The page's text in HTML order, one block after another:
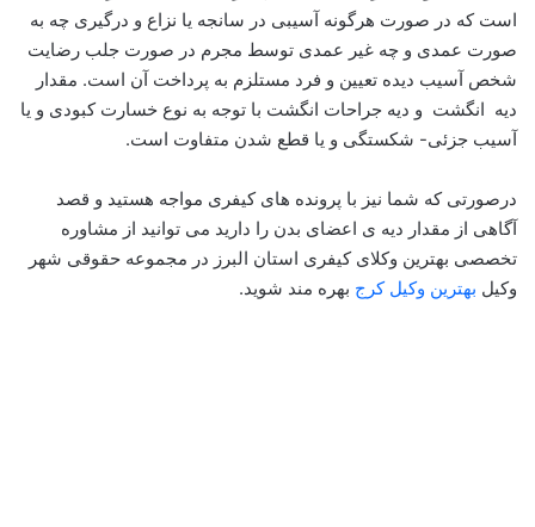
است که در صورت هرگونه آسیبی در سانجه یا نزاع و درگیری چه به
صورت عمدی و چه غیر عمدی توسط مجرم در صورت جلب رضایت
شخص آسیب دیده تعیین و فرد مستلزم به پرداخت آن است. مقدار
دیه انگشت و دیه جراحات انگشت با توجه به نوع خسارت کبودی و یا
آسیب جزئی- شکستگی و یا قطع شدن متفاوت است.
درصورتی که شما نیز با پرونده های کیفری مواجه هستید و قصد
آگاهی از مقدار دیه ی اعضای بدن را دارید می توانید از مشاوره
تخصصی بهترین وکلای کیفری استان البرز در مجموعه حقوقی شهر
وکیل بهترین وکیل کرج بهره مند شوید.